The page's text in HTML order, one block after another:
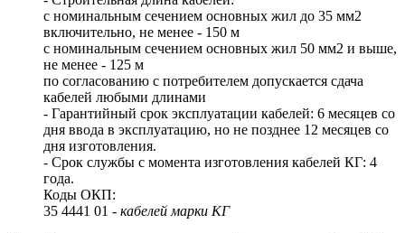
с номинальным сечением основных жил до 35 мм2
включительно, не менее - 150 м
с номинальным сечением основных жил 50 мм2 и выше,
не менее - 125 м
по согласованию с потребителем допускается сдача
кабелей любыми длинами
- Гарантийный срок эксплуатации кабелей: 6 месяцев со
дня ввода в эксплуатацию, но не позднее 12 месяцев со
дня изготовления.
- Срок службы с момента изготовления кабелей КГ: 4
года.
Коды ОКП:
35 4441 01 - кабелей марки КГ